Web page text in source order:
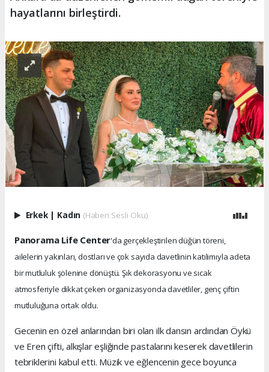
hayatlarını birleştirdi.
Erkek | Kadın (Haberi Sesli Oku)
Panorama Life Center'da gerçekleştirilen düğün töreni,
ailelerin yakınları, dostları ve çok sayıda davetlinin katılımıyla adeta
bir mutluluk şölenine dönüştü. Şık dekorasyonu ve sıcak
atmosferiyle dikkat çeken organizasyonda davetliler, genç çiftin
mutluluğuna ortak oldu.
Gecenin en özel anlarından biri olan ilk dansın ardından Öykü
ve Eren çifti, alkışlar eşliğinde pastalarını keserek davetlilerin
tebriklerini kabul etti. Müzik ve eğlencenin gece boyunca